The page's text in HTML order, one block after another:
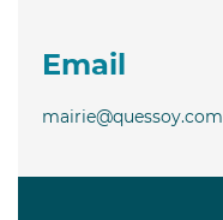
Email
mairie@quessoy.com